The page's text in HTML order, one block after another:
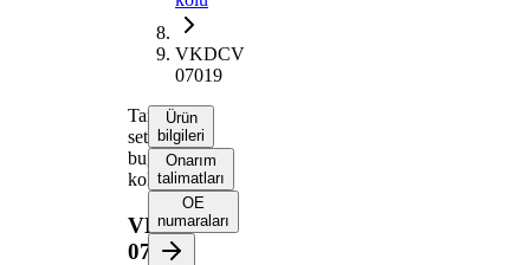
VKDCV
07019
Tamir
seti,
bugi
kolu
VKDCV
07019
Ürün
bilgileri
Onarım
talimatları
OE
numaraları